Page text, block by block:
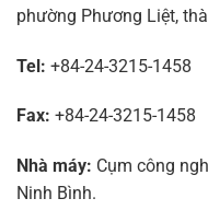
phường Phương Liệt,
Tel: +84-24-3215-1458
Fax: +84-24-3215-1458
Nhà máy: Cụm công
Ninh Bình.